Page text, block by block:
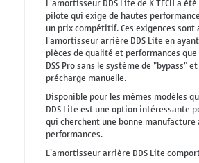
pilote qui exige de hautes
un prix compétitif. Ces exigences
l'amortisseur arrière DDS Lite en
pièces de qualité et performances
DSS Pro sans le système de "bypass"
précharge manuelle.
Disponible pour les mêmes modèles
DDS Lite est une option intéressante
qui cherchent une bonne manufacture
performances.
L'amortisseur arrière DDS Lite